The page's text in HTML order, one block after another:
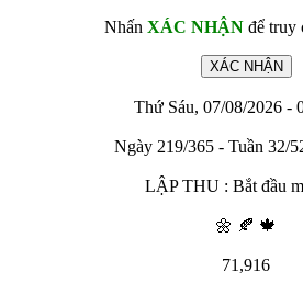
Nhấn XÁC NHẬNđể truy
Thứ Sáu, 07/08/2026 -
Ngày 219/365 - Tuần 32/
LẬP THU : Bắt đầu
🌼 🍂 🍁
71,916